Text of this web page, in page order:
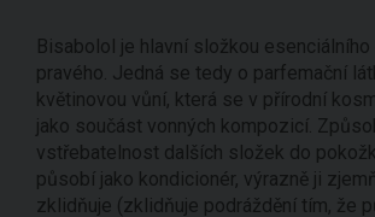
Bisabolol je hlavní složkou esenciálního
pravého. Jedná se tedy o parfemační
květinovou vůní, která se v přírodní
jako součást vonných kompozicí.
vstřebatelnost dalších složek do
působí jako kondicionér, výrazně ji
zklidňuje (zklidňuje podráždění tím, že